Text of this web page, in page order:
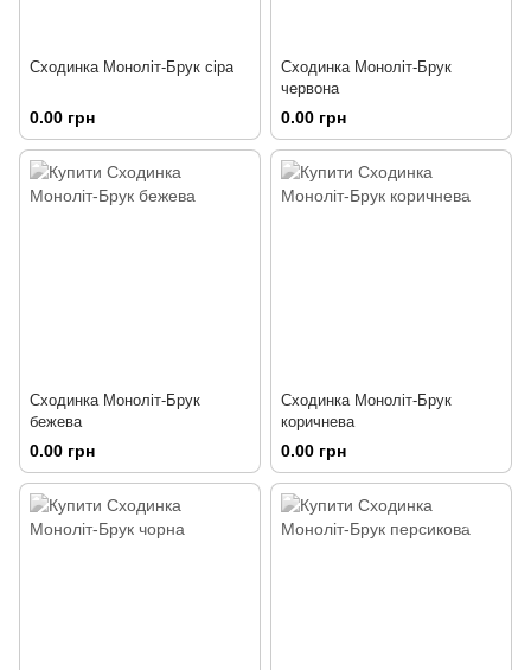
Сходинка Моноліт-Брук сіра
0.00 грн
Сходинка Моноліт-Брук
червона
0.00 грн
Сходинка Моноліт-Брук
бежева
0.00 грн
Сходинка Моноліт-Брук
коричнева
0.00 грн